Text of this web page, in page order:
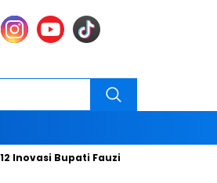
Bupati Fauzi Hari ini